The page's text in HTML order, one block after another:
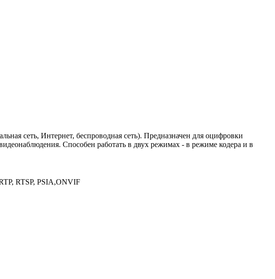
сеть, Интернет, беспроводная сеть). Предназначен для оцифровки
Способен работать в двух режимах - в режиме кодера и в
, RTSP, PSIA,ONVIF